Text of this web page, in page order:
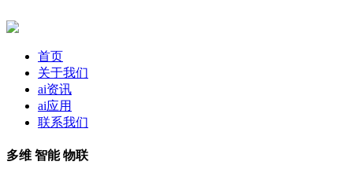
首页
关于我们
ai资讯
ai应用
联系我们
多维 智能 物联